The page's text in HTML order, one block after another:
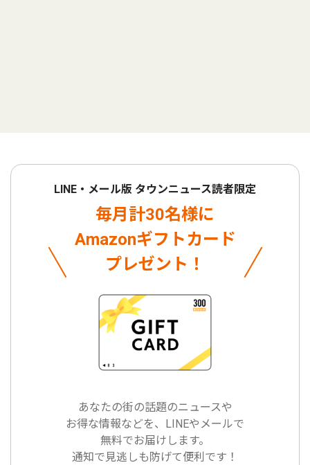
LINE・メール版 タウンニュース読者限定
毎月計30名様に
Amazonギフトカード
プレゼント！
あなたの街の話題のニュースや
お得な情報などを、LINEやメールで
無料でお届けします。
通知で見逃しも防げて便利です！